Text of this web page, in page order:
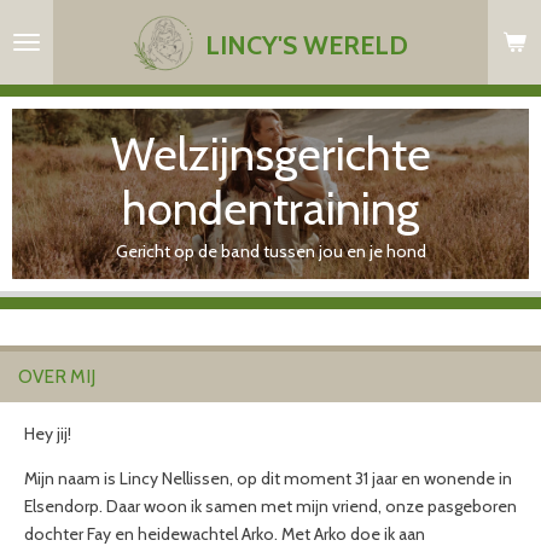
direct
de
hoofdinhoud
LINCY'S WERELD
Welzijnsgerichte
hondentraining
Gericht op de band tussen jou en je hond
OVER MIJ
Hey jij!
Mijn naam is Lincy Nellissen, op dit moment 31 jaar en wonende in
Elsendorp. Daar woon ik samen met mijn vriend, onze pasgeboren
dochter Fay en heidewachtel Arko. Met Arko doe ik aan